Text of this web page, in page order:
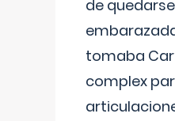
de quedarse
tomaba
complex